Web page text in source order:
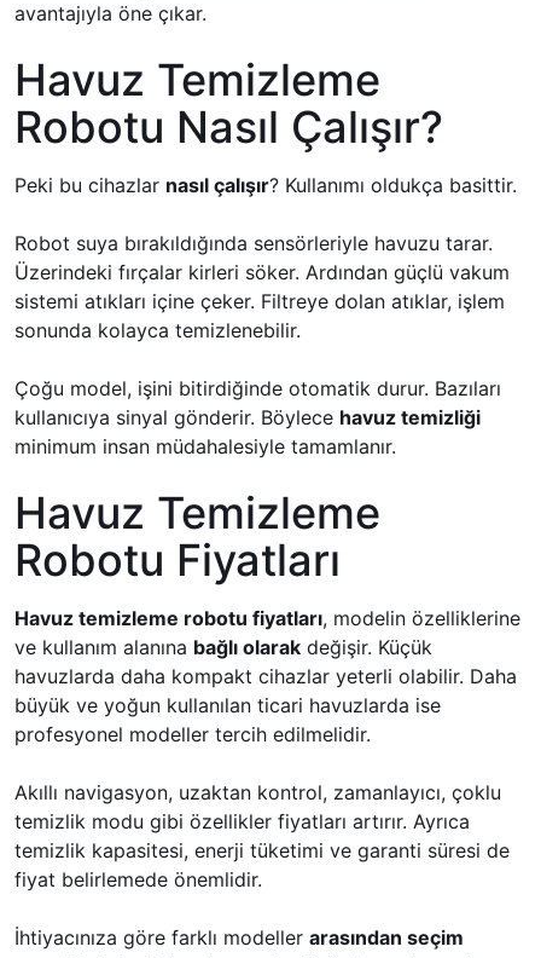
avantajıyla öne çıkar.
Havuz Temizleme
Robotu Nasıl Çalışır?
Peki bu cihazlar nasıl çalışır? Kullanımı oldukça basittir.
Robot suya bırakıldığında sensörleriyle havuzu tarar.
Üzerindeki fırçalar kirleri söker. Ardından güçlü vakum
sistemi atıkları içine çeker. Filtreye dolan atıklar, işlem
sonunda kolayca temizlenebilir.
Çoğu model, işini bitirdiğinde otomatik durur. Bazıları
kullanıcıya sinyal gönderir. Böylece havuz temizliği
minimum insan müdahalesiyle tamamlanır.
Havuz Temizleme
Robotu Fiyatları
Havuz temizleme robotu fiyatları, modelin özelliklerine
ve kullanım alanına bağlı olarak değişir. Küçük
havuzlarda daha kompakt cihazlar yeterli olabilir. Daha
büyük ve yoğun kullanılan ticari havuzlarda ise
profesyonel modeller tercih edilmelidir.
Akıllı navigasyon, uzaktan kontrol, zamanlayıcı, çoklu
temizlik modu gibi özellikler fiyatları artırır. Ayrıca
temizlik kapasitesi, enerji tüketimi ve garanti süresi de
fiyat belirlemede önemlidir.
İhtiyacınıza göre farklı modeller arasından seçim